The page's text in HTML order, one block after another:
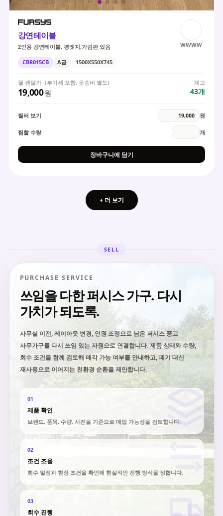
강연테이블
2인용 강연테이블, 평엣지,가림판 있음 WWWW
CBR015CB A급 1500X550X745
월 렌탈가 (부가세 포함, 운송비 별도)
19,000원
재고
43개
찔러 보기 원
찜할 수량 개
장바구니에 담기
+ 더 보기
SELL
PURCHASE SERVICE
쓰임을 다한 퍼시스 가구. 다시
가치가 되도록.
사무실 이전, 레이아웃 변경, 인원 조정으로 남은 퍼시스 중고
사무가구를 다시 쓰임 있는 자원으로 연결합니다. 제품 상태와 수량,
회수 조건을 함께 검토해 매각 가능 여부를 안내하고, 폐기 대신
재사용으로 이어지는 친환경 순환을 제안합니다.
01
제품 확인
브랜드, 품목, 수량, 사진을 기준으로 매입 가능성을 검토합니다.
02
조건 조율
회수 일정과 현장 조건을 확인해 현실적인 진행 방식을 정합니다.
03
회수 진행